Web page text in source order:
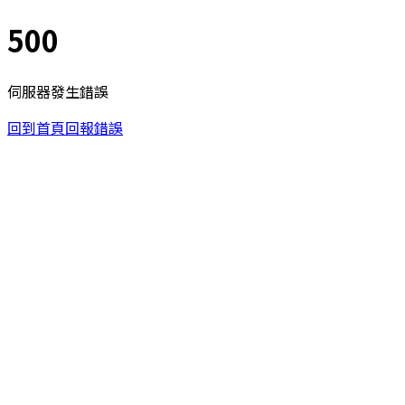
500
伺服器發生錯誤
回到首頁回報錯誤